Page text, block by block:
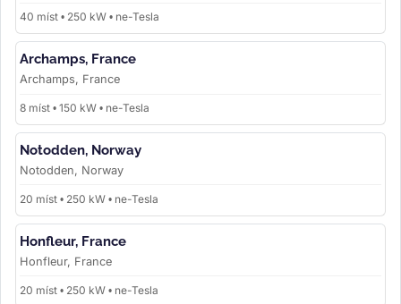
40 míst • 250 kW • ne-Tesla
Archamps, France
Archamps, France
8 míst • 150 kW • ne-Tesla
Notodden, Norway
Notodden, Norway
20 míst • 250 kW • ne-Tesla
Honfleur, France
Honfleur, France
20 míst • 250 kW • ne-Tesla